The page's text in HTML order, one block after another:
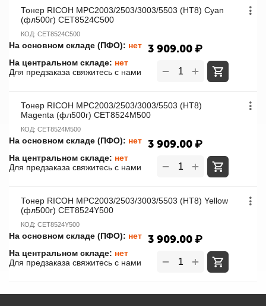
Тонер RICOH MPC2003/2503/3003/5503 (HT8) Cyan
(фл500г) CET8524C500
КОД: CET8524C500
На основном складе (ПФО): нет
На центральном складе: нет
Для предзаказа свяжитесь с нами
3 909.00₽
+
−
Тонер RICOH MPC2003/2503/3003/5503 (HT8)
Magenta (фл500г) CET8524M500
КОД: CET8524M500
На основном складе (ПФО): нет
На центральном складе: нет
Для предзаказа свяжитесь с нами
3 909.00₽
+
−
Тонер RICOH MPC2003/2503/3003/5503 (HT8) Yellow
(фл500г) CET8524Y500
КОД: CET8524Y500
На основном складе (ПФО): нет
На центральном складе: нет
Для предзаказа свяжитесь с нами
3 909.00₽
+
−